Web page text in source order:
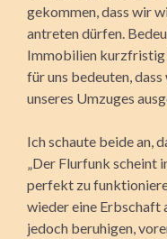
gekommen, dass wir
antreten dürfen.
Immobilien kurzfristig
für uns bedeuten,
unseres Umzuges
Ich schaute beide an,
„Der Flurfunk scheint
perfekt zu
wieder eine Erbschaft
jedoch beruhigen,